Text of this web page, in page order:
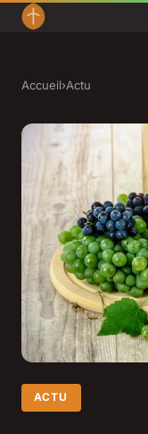
Accueil›Actu
ACTU